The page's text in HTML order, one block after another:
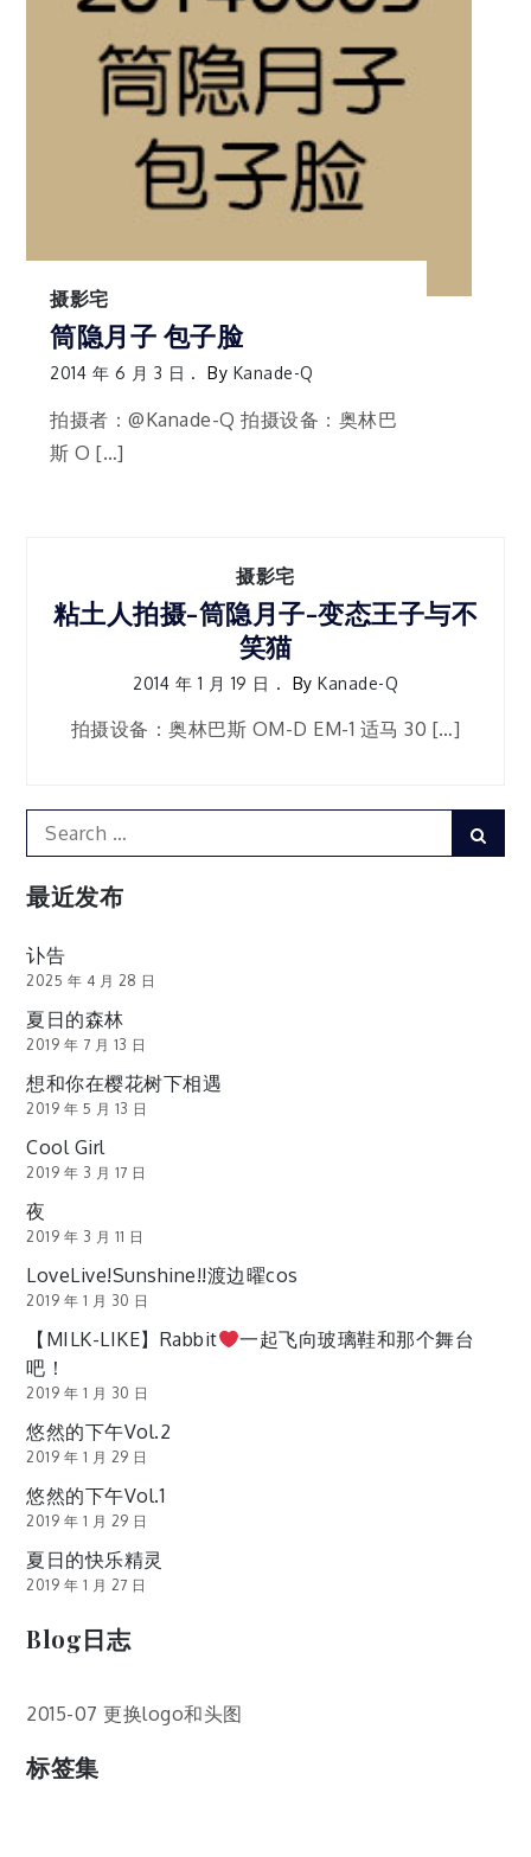
摄影宅
筒隐月子 包子脸
2014 年 6 月 3 日 By Kanade-Q
拍摄者：@Kanade-Q 拍摄设备：奥林巴
斯 O […]
摄影宅
粘土人拍摄-筒隐月子-变态王子与不
笑猫
2014 年 1 月 19 日 By Kanade-Q
拍摄设备：奥林巴斯 OM-D EM-1 适马 30 […]
Search
for:
最近发布
讣告
2025 年 4 月 28 日
夏日的森林
2019 年 7 月 13 日
想和你在樱花树下相遇
2019 年 5 月 13 日
Cool Girl
2019 年 3 月 17 日
夜
2019 年 3 月 11 日
LoveLive!Sunshine!!渡边曜cos
2019 年 1 月 30 日
【MILK-LIKE】Rabbit
一起飞向玻璃鞋和那个舞台
吧！
2019 年 1 月 30 日
悠然的下午Vol.2
2019 年 1 月 29 日
悠然的下午Vol.1
2019 年 1 月 29 日
夏日的快乐精灵
2019 年 1 月 27 日
Blog日志
2015-07 更换logo和头图
标签集